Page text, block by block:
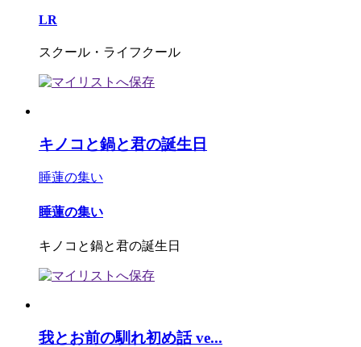
LR
スクール・ライフクール
キノコと鍋と君の誕生日
睡蓮の集い
睡蓮の集い
キノコと鍋と君の誕生日
我とお前の馴れ初め話 ve...